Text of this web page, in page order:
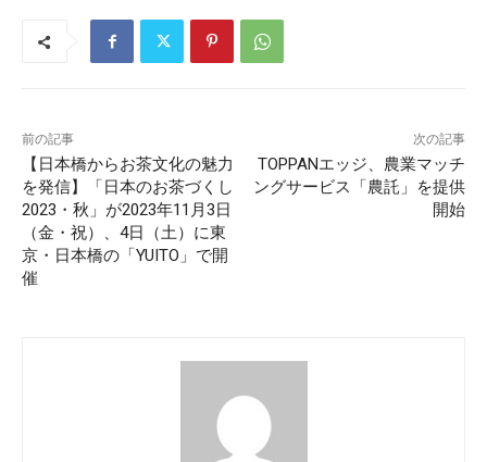
前の記事
【日本橋からお茶文化の魅力
を発信】「日本のお茶づくし
2023・秋」が2023年11月3日
（金・祝）、4日（土）に東
京・日本橋の「YUITO」で開
催
次の記事
TOPPANエッジ、農業マッチ
ングサービス「農託」を提供
開始